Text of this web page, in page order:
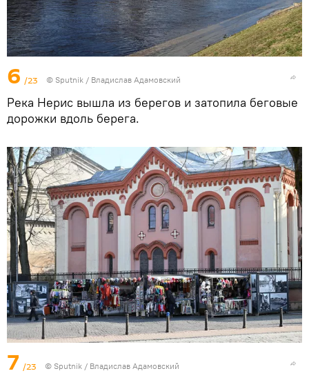
6 /23 © Sputnik / Владислав Адамовский
Река Нерис вышла из берегов и затопила беговые
дорожки вдоль берега.
7 /23 © Sputnik / Владислав Адамовский